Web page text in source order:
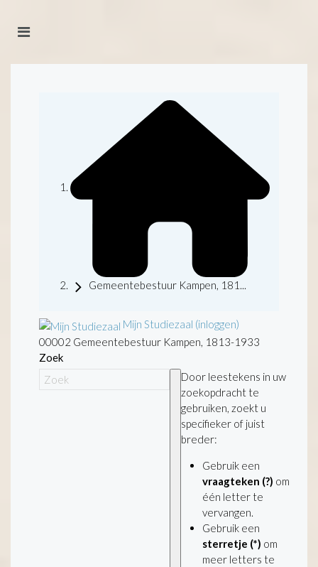
Gemeentebestuur Kampen, 181...
Mijn Studiezaal (inloggen)
00002 Gemeentebestuur Kampen, 1813-1933
Zoek
Door leestekens in uw
zoekopdracht te
gebruiken, zoekt u
specifieker of juist
breder:
Gebruik een
vraagteken (?) om
één letter te
vervangen.
Gebruik een
sterretje (*) om
meer letters te